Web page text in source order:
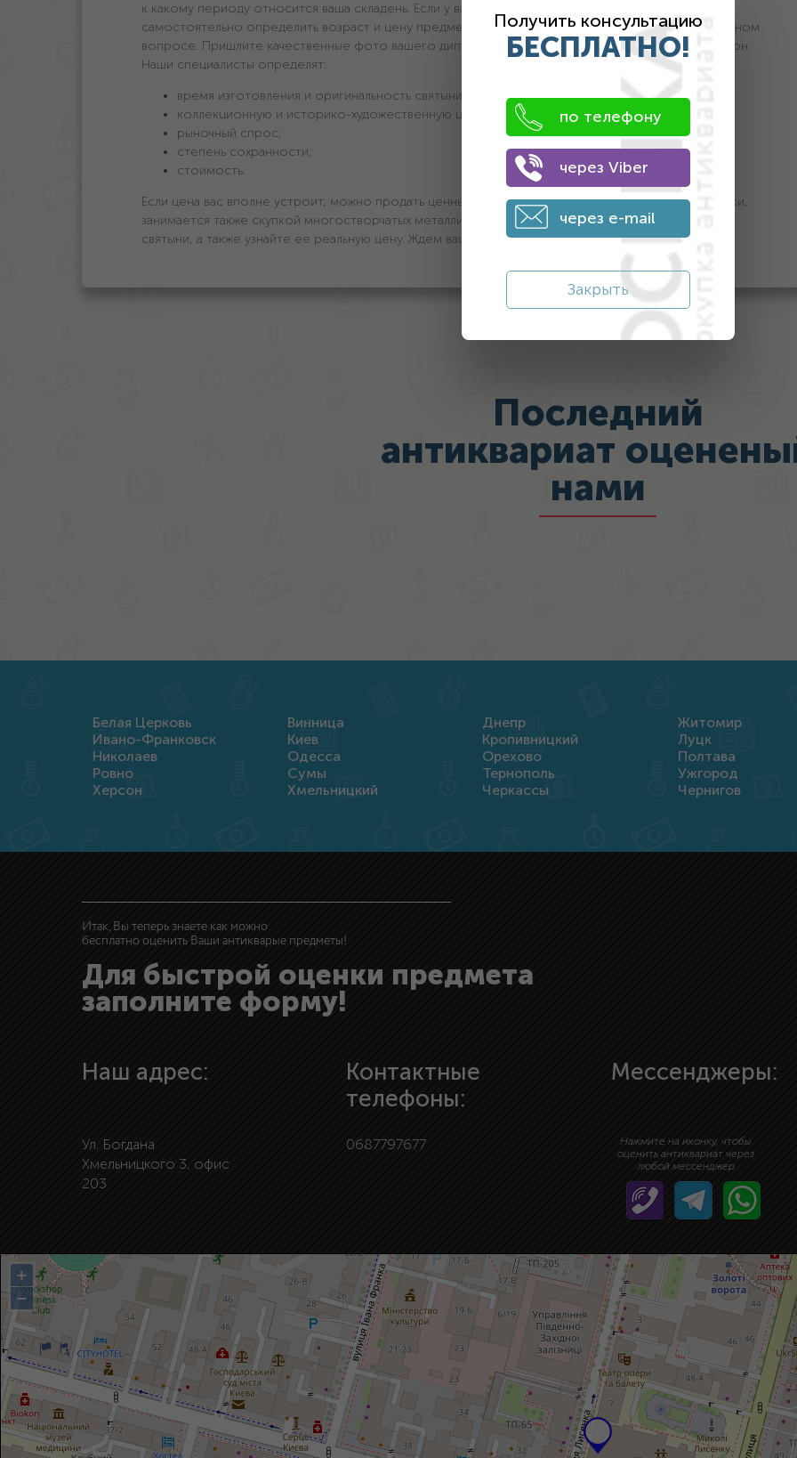
к какому периоду относится ваша складень. Если у вас возникли вопросы и невозможно
самостоятельно определить возраст и цену предмета, специалисты нашего сайта помогут в данном
вопросе. Пришлите качественные фото вашего диптиха, триптиха или квадриптиха с обеих сторон.
Наши специалисты определят:
время изготовления и оригинальность святыни;
коллекционную и историко-художественную ценность;
рыночный спрос;
степень сохранности;
стоимость.
Если цена вас вполне устроит, можно продать ценный антиквариат нам. Компания, помимо оценки,
занимается также скупкой многостворчатых металлических икон. Проверьте подлинность вашей
святыни, а также узнайте ее реальную цену. Ждем ваших обращений. Контакты указаны на сайте.
Последний
антиквариат
нами
Белая Церковь Винница Днепр
Житомир
Ивано-Франковск
Киев Кропивницкий
Луцк
Николаев
Одесса Орехово
Полтава
Ровно
Сумы Тернополь
Ужгород
Херсон
Хмельницкий Черкассы Чернигов
Итак, Вы теперь знаете как можно
бесплатно оценить Ваши антикварые предметы!
Для быстрой оценки предмета
заполните форму!
Наш адрес:
Ул. Богдана
Хмельницкого 3, офис
203
Контактные
телефоны:
0687797677
Мессенджеры:
Нажмите на иконку, чтобы
оценить антиквариат через
любой мессенджер
+
−
Получить консультацию
БЕСПЛАТНО!
по телефону
через Viber
через e-mail
Закрыть